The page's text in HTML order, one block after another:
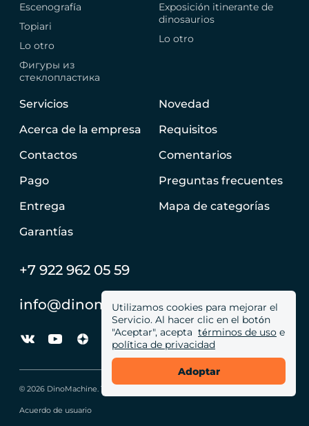
Utilizamos cookies para mejorar el
Servicio. Al hacer clic en el botón
"Aceptar", acepta términos de uso e
política de privacidad
Adoptar
Escenografía
Topiari
Lo otro
Фигуры из
стеклопластика
Exposición itinerante de
dinosaurios
Lo otro
Servicios
Acerca de la empresa
Contactos
Pago
Entrega
Garantías
Novedad
Requisitos
Comentarios
Preguntas frecuentes
Mapa de categorías
+7 922 962 05 59
info@dinomachine.ru
© 2026 DinoMachine. Todos los derechos reservados
Acuerdo de usuario